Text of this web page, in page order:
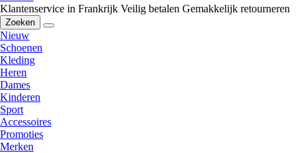
Klantenservice in Frankrijk Veilig betalen Gemakkelijk retourneren
Zoeken
Nieuw
Schoenen
Kleding
Heren
Dames
Kinderen
Sport
Accessoires
Promoties
Merken